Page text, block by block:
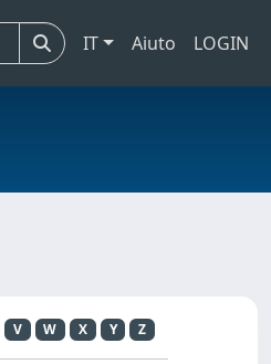
IT Aiuto LOGIN
V W X Y Z